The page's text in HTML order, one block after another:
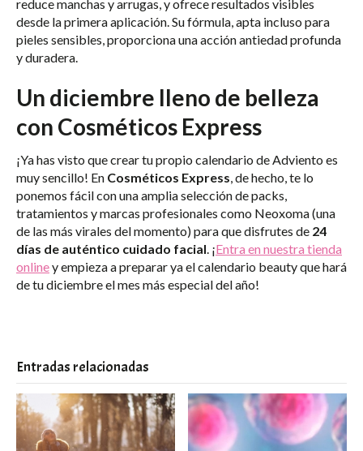
reduce manchas y arrugas, y ofrece resultados visibles
desde la primera aplicación. Su fórmula, apta incluso para
pieles sensibles, proporciona una acción antiedad profunda
y duradera.
Un diciembre lleno de belleza
con Cosméticos Express
¡Ya has visto que crear tu propio calendario de Adviento es
muy sencillo! En Cosméticos Express , de hecho, te lo
ponemos fácil con una amplia selección de packs,
tratamientos y marcas profesionales como Neoxoma (una
de las más virales del momento) para que disfrutes de 24
días de auténtico cuidado facial . ¡Entra en nuestra tienda
onliney empieza a preparar ya el calendario beauty que hará
de tu diciembre el mes más especial del año!
Entradas relacionadas